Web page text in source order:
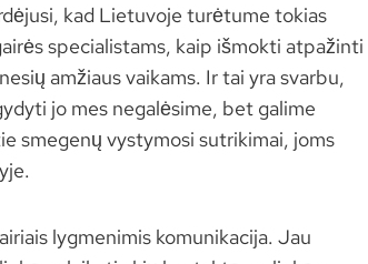
kad Lietuvoje turėtume tokias
specialistams, kaip išmokti atpažinti
amžiaus vaikams. Ir tai yra svarbu,
jo mes negalėsime, bet galime
smegenų vystymosi sutrikimai, joms
lygmenimis komunikacija. Jau